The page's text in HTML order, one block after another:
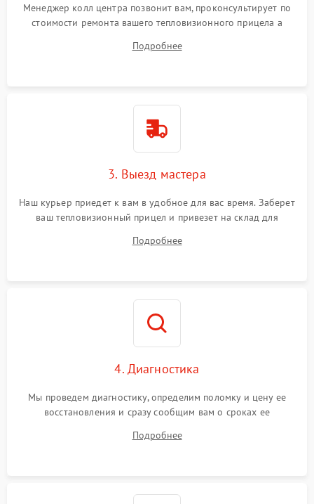
Неисправность системы
защиты от замыкания
1500 ₽ Подробнее →
Поломка системы защиты
Менеджер колл центра позвонит вам, проконсультирует по
стоимости ремонта вашего тепловизионного прицела а
Подробнее
3. Выезд мастера
Наш курьер приедет к вам в удобное для вас время. Заберет
ваш тепловизионный прицел и привезет на склад для
Подробнее
4. Диагностика
Мы проведем диагностику, определим поломку и цену ее
восстановления и сразу сообщим вам о сроках ее
Подробнее